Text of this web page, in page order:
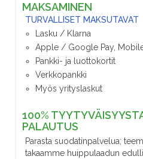
MAKSAMINEN
TURVALLISET MAKSUTAVAT
Lasku / Klarna
Apple / Google Pay,
Pankki- ja luottokortit
Verkkopankki
Myös yrityslaskut
100%
PALAUTUS
Parasta suodatinpalvelua;
takaamme huippulaadun